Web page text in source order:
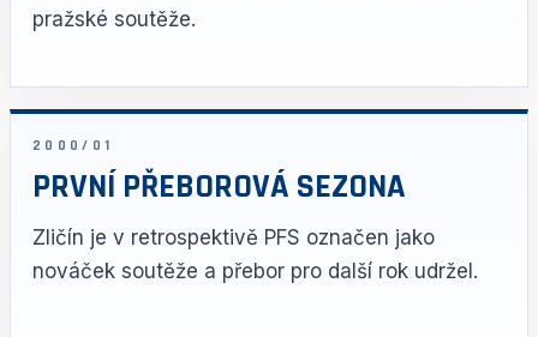
pražské soutěže.
2000/01
PRVNÍ PŘEBOROVÁ SEZONA
Zličín je v retrospektivě PFS označen jako
nováček soutěže a přebor pro další rok udržel.